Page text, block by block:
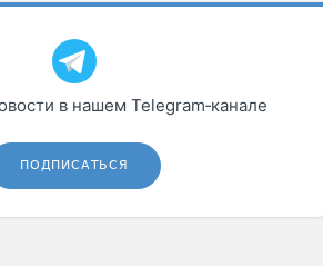
в нашем Telegram‑канале
ПОДПИСАТЬСЯ